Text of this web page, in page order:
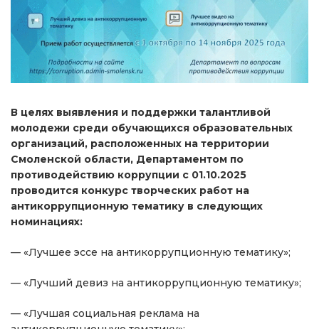
В целях выявления и поддержки талантливой
молодежи среди обучающихся образовательных
организаций, расположенных на территории
Смоленской области, Департаментом по
противодействию коррупции c 01.10.2025
проводится конкурс творческих работ на
антикоррупционную тематику в следующих
номинациях:
— «Лучшее эссе на антикоррупционную тематику»;
— «Лучший девиз на антикоррупционную тематику»;
— «Лучшая социальная реклама на